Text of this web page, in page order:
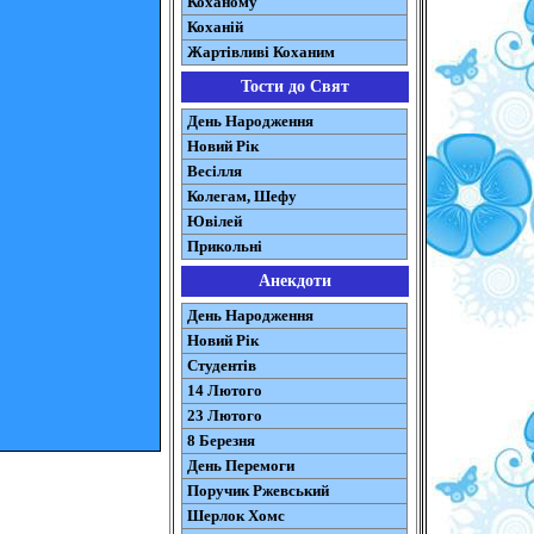
Коханій
Жартівливі Коханим
Тости до Свят
День Народження
Новий Рік
Весілля
Колегам, Шефу
Ювілей
Прикольні
Анекдоти
День Народження
Новий Рік
Студентів
14 Лютого
23 Лютого
8 Березня
День Перемоги
Поручик Ржевський
Шерлок Хомс